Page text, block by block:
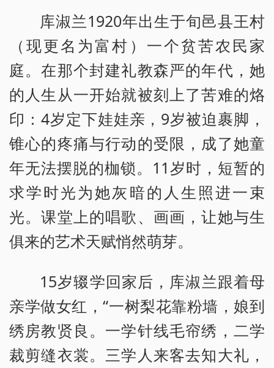
库淑兰1920年出生于旬邑县王村
（现更名为富村）一个贫苦农民家
庭。在那个封建礼教森严的年代，她
的人生从一开始就被刻上了苦难的烙
印：4岁定下娃娃亲，9岁被迫裹脚，
锥心的疼痛与行动的受限，成了她童
年无法摆脱的枷锁。11岁时，短暂的
求学时光为她灰暗的人生照进一束
光。课堂上的唱歌、画画，让她与生
俱来的艺术天赋悄然萌芽。
15岁辍学回家后，库淑兰跟着母
亲学做女红，“一树梨花靠粉墙，娘到
绣房教贤良。一学针线毛帘绣，二学
裁剪缝衣裳。三学人来客去知大礼，